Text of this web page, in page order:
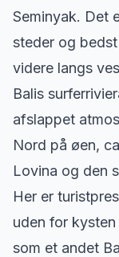
Seminyak. Det
steder og
videre langs
Balis
afslappet
Nord på øen,
Lovina og den
Her er
uden for
som et andet